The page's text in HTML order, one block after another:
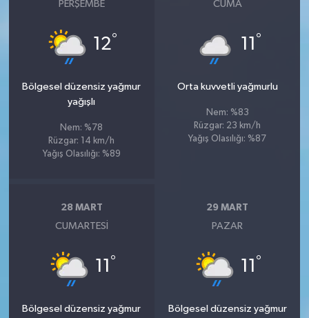
PERŞEMBE
12°
Bölgesel düzensiz yağmur
yağışlı
Nem: %78
Rüzgar: 14 km/h
Yağış Olasılığı: %89
CUMA
11 °
Orta kuvvetli yağmurlu
Nem: %83
Rüzgar: 23 km/h
Yağış Olasılığı: %87
28 MART
CUMARTESI
11 °
Bölgesel düzensiz yağmur
29 MART
PAZAR
11 °
Bölgesel düzensiz yağmur